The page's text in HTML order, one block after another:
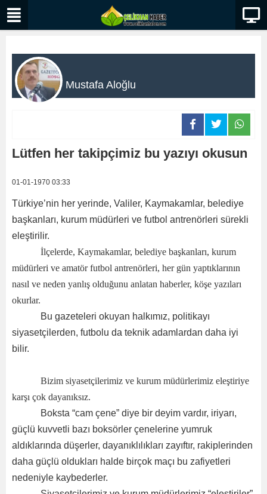
Mustafa Aloğlu
Lütfen her takipçimiz bu yazıyı okusun
01-01-1970 03:33
Türkiye’nin her yerinde, Valiler, Kaymakamlar, belediye
başkanları, kurum müdürleri ve futbol antrenörleri sürekli
eleştirilir.
İlçelerde, Kaymakamlar, belediye başkanları, kurum
müdürleri ve amatör futbol antrenörleri, her gün yaptıklarının
nasıl ve neden yanlış olduğunu anlatan haberler, köşe yazıları
okurlar.
Bu gazeteleri okuyan halkımız, politikayı
siyasetçilerden, futbolu da teknik adamlardan daha iyi
bilir.
Bizim siyasetçilerimiz ve kurum müdürlerimiz eleştiriye
karşı çok dayanıksız.
Boksta “cam çene” diye bir deyim vardır, iriyarı,
güçlü kuvvetli bazı boksörler çenelerine yumruk
aldıklarında düşerler, dayanıklılıkları zayıftır, rakiplerinden
daha güçlü oldukları halde birçok maçı bu zafiyetleri
nedeniyle kaybederler.